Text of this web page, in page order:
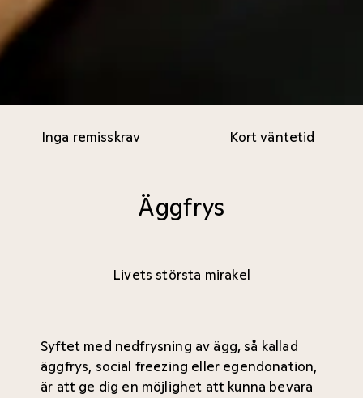
Inga remisskrav Kort väntetid
Äggfrys
Livets största mirakel
Syftet med nedfrysning av ägg, så kallad
äggfrys, social freezing eller egendonation,
är att ge dig en möjlighet att kunna bevara